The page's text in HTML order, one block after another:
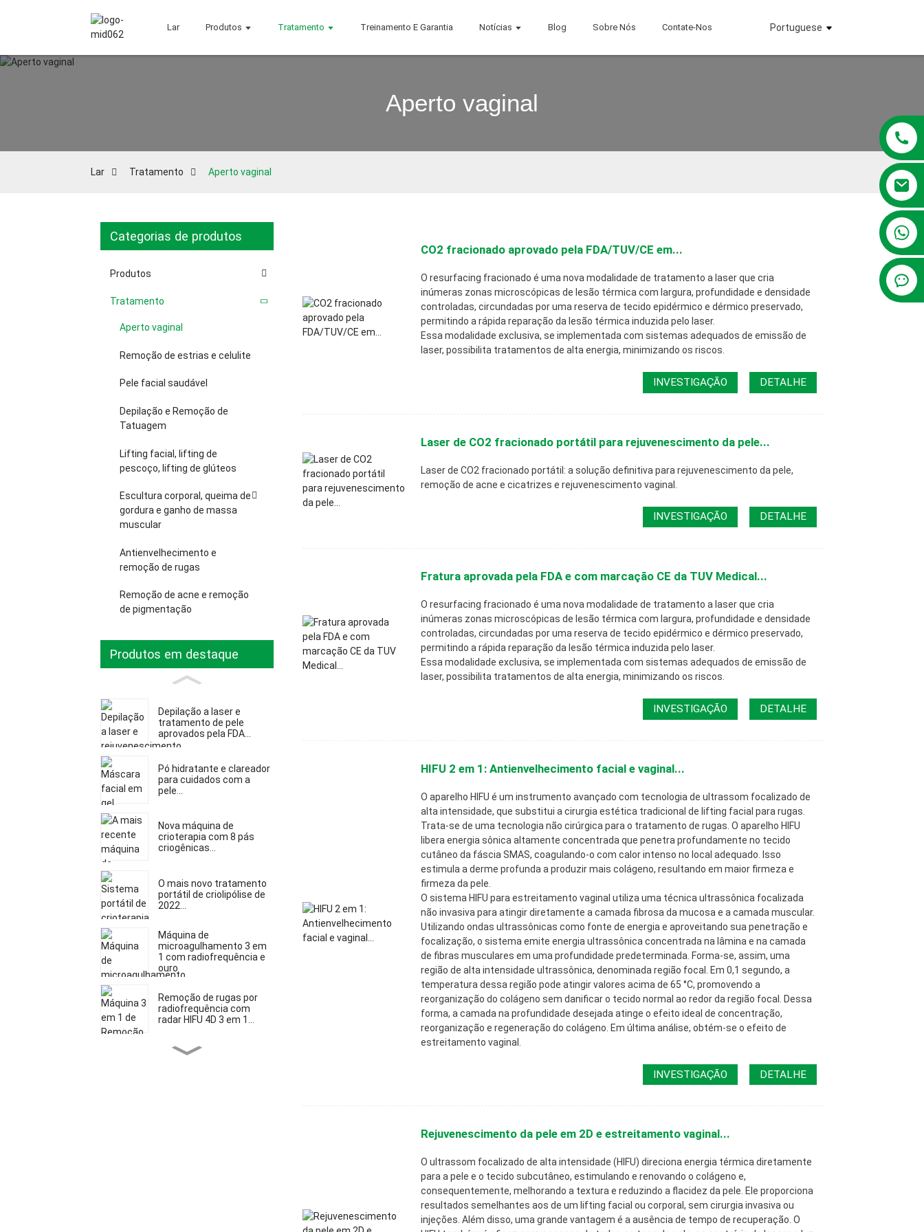
Lar Produtos Tratamento Treinamento E Garantia Notícias Blog Sobre Nós Contate-Nos Portuguese
Aperto vaginal
Lar Tratamento Aperto vaginal
Categorias de produtos
Produtos
Tratamento
Aperto vaginal
Remoção de estrias e celulite
Pele facial saudável
Depilação e Remoção de
Tatuagem
Lifting facial, lifting de
pescoço, lifting de glúteos
Escultura corporal, queima de
gordura e ganho de massa
muscular
Antienvelhecimento e
remoção de rugas
Remoção de acne e remoção
de pigmentação
Produtos em destaque
Depilação a laser e
tratamento de pele
aprovados pela FDA...
Pó hidratante e clareador
para cuidados com a
pele...
Nova máquina de
crioterapia com 8 pás
criogênicas...
O mais novo tratamento
portátil de criolipólise de
2022...
Máquina de
microagulhamento 3 em
1 com radiofrequência e
ouro
Remoção de rugas por
radiofrequência com
radar HIFU 4D 3 em 1...
Microdispositivo
CO2 fracionado aprovado pela FDA/TUV/CE em...
O resurfacing fracionado é uma nova modalidade de tratamento a laser que cria
inúmeras zonas microscópicas de lesão térmica com largura, profundidade e densidade
controladas, circundadas por uma reserva de tecido epidérmico e dérmico preservado,
permitindo a rápida reparação da lesão térmica induzida pelo laser.
Essa modalidade exclusiva, se implementada com sistemas adequados de emissão de
laser, possibilita tratamentos de alta energia, minimizando os riscos.
INVESTIGAÇÃO DETALHE
Laser de CO2 fracionado portátil para rejuvenescimento da pele...
Laser de CO2 fracionado portátil: a solução definitiva para rejuvenescimento da pele,
remoção de acne e cicatrizes e rejuvenescimento vaginal.
INVESTIGAÇÃO DETALHE
Fratura aprovada pela FDA e com marcação CE da TUV Medical...
O resurfacing fracionado é uma nova modalidade de tratamento a laser que cria
inúmeras zonas microscópicas de lesão térmica com largura, profundidade e densidade
controladas, circundadas por uma reserva de tecido epidérmico e dérmico preservado,
permitindo a rápida reparação da lesão térmica induzida pelo laser.
Essa modalidade exclusiva, se implementada com sistemas adequados de emissão de
laser, possibilita tratamentos de alta energia, minimizando os riscos.
INVESTIGAÇÃO DETALHE
HIFU 2 em 1: Antienvelhecimento facial e vaginal...
O aparelho HIFU é um instrumento avançado com tecnologia de ultrassom focalizado de
alta intensidade, que substitui a cirurgia estética tradicional de lifting facial para rugas.
Trata-se de uma tecnologia não cirúrgica para o tratamento de rugas. O aparelho HIFU
libera energia sônica altamente concentrada que penetra profundamente no tecido
cutâneo da fáscia SMAS, coagulando-o com calor intenso no local adequado. Isso
estimula a derme profunda a produzir mais colágeno, resultando em maior firmeza e
firmeza da pele.
O sistema HIFU para estreitamento vaginal utiliza uma técnica ultrassônica focalizada
não invasiva para atingir diretamente a camada fibrosa da mucosa e a camada muscular.
Utilizando ondas ultrassônicas como fonte de energia e aproveitando sua penetração e
focalização, o sistema emite energia ultrassônica concentrada na lâmina e na camada
de fibras musculares em uma profundidade predeterminada. Forma-se, assim, uma
região de alta intensidade ultrassônica, denominada região focal. Em 0,1 segundo, a
temperatura dessa região pode atingir valores acima de 65 °C, promovendo a
reorganização do colágeno sem danificar o tecido normal ao redor da região focal. Dessa
forma, a camada na profundidade desejada atinge o efeito ideal de concentração,
reorganização e regeneração do colágeno. Em última análise, obtém-se o efeito de
estreitamento vaginal.
INVESTIGAÇÃO DETALHE
Rejuvenescimento da pele em 2D e estreitamento vaginal...
O ultrassom focalizado de alta intensidade (HIFU) direciona energia térmica diretamente
para a pele e o tecido subcutâneo, estimulando e renovando o colágeno e,
consequentemente, melhorando a textura e reduzindo a flacidez da pele. Ele proporciona
resultados semelhantes aos de um lifting facial ou corporal, sem cirurgia invasiva ou
injeções. Além disso, uma grande vantagem é a ausência de tempo de recuperação. O